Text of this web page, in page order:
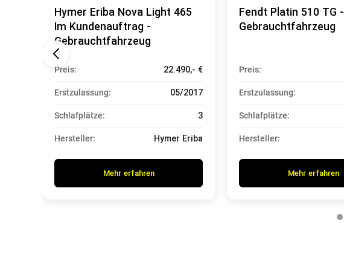
Hymer Eriba Nova Light 465
Im Kundenauftrag -
Gebrauchtfahrzeug
Preis: 22.490,- €
Erstzulassung: 05/2017
Schlafplätze: 3
Hersteller: Hymer Eriba
Mehr erfahren
Fendt Platin 510 TG -
Gebrauchtfahrzeug
Preis:
Erstzulassung:
Schlafplätze:
Hersteller:
Mehr erfahren